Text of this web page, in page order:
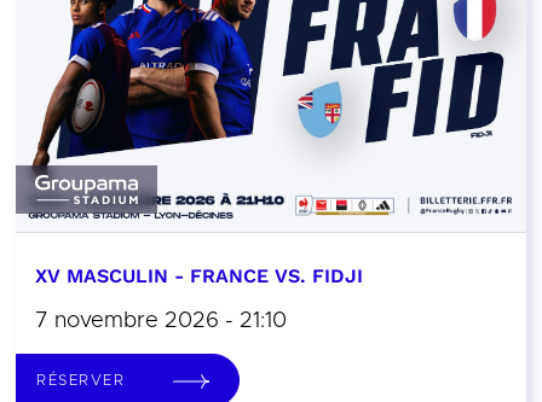
XV MASCULIN - FRANCE VS. FIDJI
7 novembre 2026 - 21:10
RÉSERVER